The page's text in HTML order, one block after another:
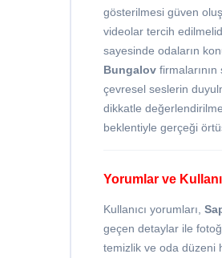
gösterilmesi güven
videolar tercih
sayesinde odaların
Bungalov
çevresel seslerin
dikkatle
beklentiyle gerçeği
Yorumlar ve
Kullanıcı yorumları,
geçen detaylar ile
temizlik ve oda düzeni